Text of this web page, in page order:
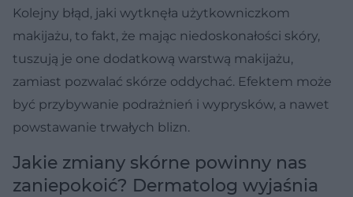
Kolejny błąd, jaki wytknęła użytkowniczkom
makijażu, to fakt, że mając niedoskonałości skóry,
tuszują je one dodatkową warstwą makijażu,
zamiast pozwalać skórze oddychać. Efektem może
być przybywanie podrażnień i wyprysków, a nawet
powstawanie trwałych blizn.
Jakie zmiany skórne powinny nas
zaniepokoić? Dermatolog wyjaśnia